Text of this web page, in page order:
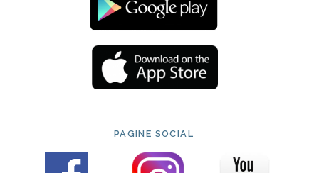
PAGINE SOCIAL